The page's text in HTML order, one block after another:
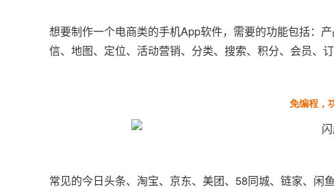
想要制作一个电商类的手机App软件，需要的功能包括：
信、地图、定位、活动营销、分类、搜索、积分、会员、
免编程，
常见的今日头条、淘宝、京东、美团、58同城、链家、